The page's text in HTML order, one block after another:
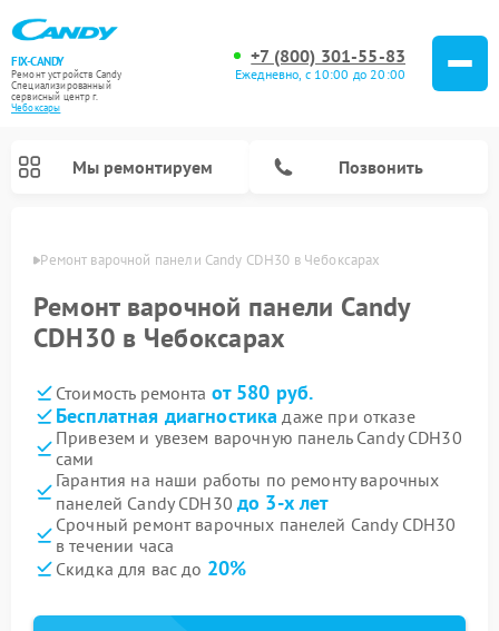
FIX-CANDY
Ремонт устройств Candy
Специализированный
cервисный центр г.
Чебоксары
+7 (800) 301-55-83
Ежедневно, с 10:00 до 20:00
Мы ремонтируем Позвонить
Ремонт варочной панели Candy CDH30 в Чебоксарах
Ремонт варочной панели Candy
CDH30 в Чебоксарах
Стоимость ремонта от 580 руб.
Бесплатная диагностика даже при отказе
Привезем и увезем варочную панель Candy CDH30
сами
Гарантия на наши работы по ремонту варочных
панелей Candy CDH30 до 3-х лет
Срочный ремонт варочных панелей Candy CDH30
в течении часа
Скидка для вас до 20%